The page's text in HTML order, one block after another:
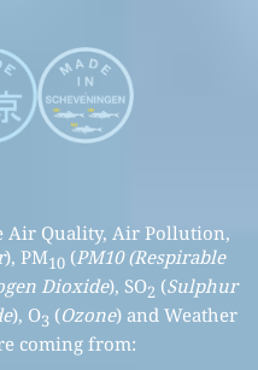
Air Quality, Air Pollution,
), PM10(PM10 (Respirable
Dioxide), SO2 (Sulphur
), O3 (Ozone) and Weather
coming from: